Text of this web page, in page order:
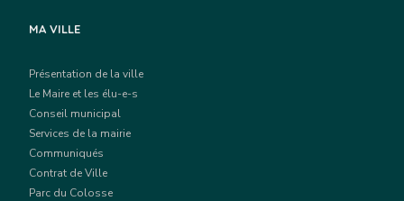
MA VILLE
Présentation de la ville
Le Maire et les élu-e-s
Conseil municipal
Services de la mairie
Communiqués
Contrat de Ville
Parc du Colosse